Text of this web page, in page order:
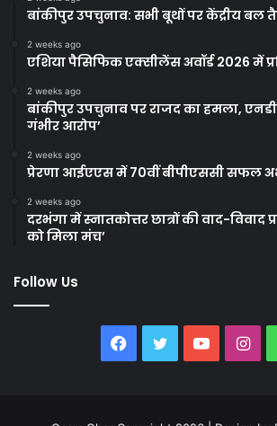
बांकीपुर उपचुनाव: सभी बूथों पर केंद्रीय बल
2 weeks ago
एशिया पैसिफिक एक्सीलेंस अवॉर्ड 2026 में
2 weeks ago
बांकीपुर उपचुनाव पर राजद का हमला,
गंभीर आरोप’
2 weeks ago
प्रेरणा आईएएस में 70वीं बीपीएससी सफल
2 weeks ago
दरभंगा में स्नातकोत्तर छात्रों की वाद-विवाद
को मिला मंच’
Follow Us
Facebook
TwitterYouTube